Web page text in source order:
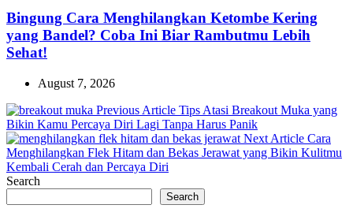
Bingung Cara Menghilangkan Ketombe Kering
yang Bandel? Coba Ini Biar Rambutmu Lebih
Sehat!
August 7, 2026
Previous Article Previous
Post:
Tips Atasi Breakout Muka yang
Bikin Kamu Percaya Diri Lagi Tanpa Harus Panik
Next Article Next
Post:
Cara
Menghilangkan Flek Hitam dan Bekas Jerawat yang Bikin Kulitmu
Kembali Cerah dan Percaya Diri
Search
Search